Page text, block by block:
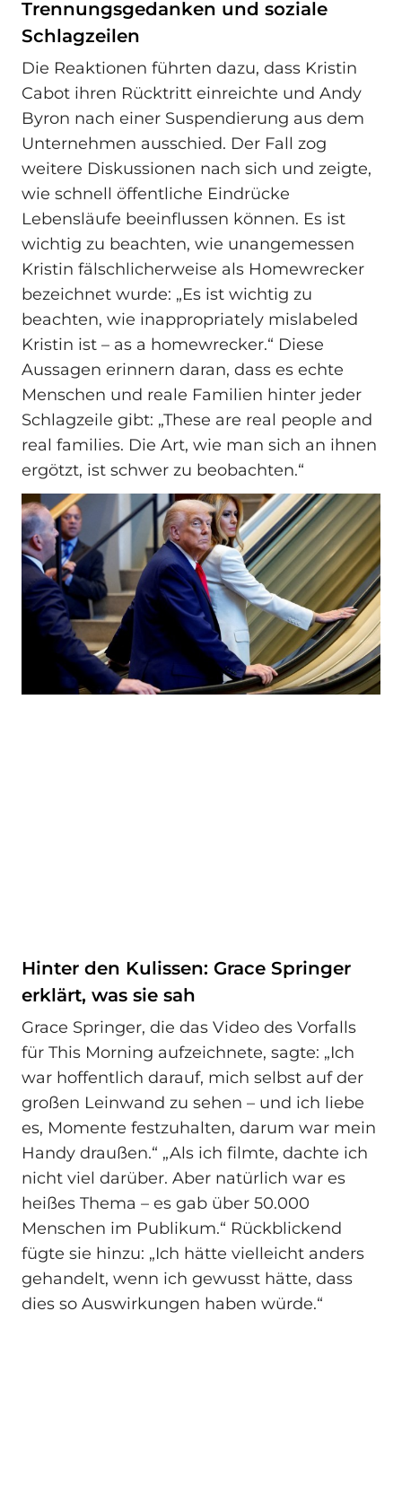
Trennungsgedanken und soziale
Schlagzeilen
Die Reaktionen führten dazu, dass Kristin
Cabot ihren Rücktritt einreichte und Andy
Byron nach einer Suspendierung aus dem
Unternehmen ausschied. Der Fall zog
weitere Diskussionen nach sich und zeigte,
wie schnell öffentliche Eindrücke
Lebensläufe beeinflussen können. Es ist
wichtig zu beachten, wie unangemessen
Kristin fälschlicherweise als Homewrecker
bezeichnet wurde: „Es ist wichtig zu
beachten, wie inappropriately mislabeled
Kristin ist – as a homewrecker.“ Diese
Aussagen erinnern daran, dass es echte
Menschen und reale Familien hinter jeder
Schlagzeile gibt: „These are real people and
real families. Die Art, wie man sich an ihnen
ergötzt, ist schwer zu beobachten.“
Hinter den Kulissen: Grace Springer
erklärt, was sie sah
Grace Springer, die das Video des Vorfalls
für This Morning aufzeichnete, sagte: „Ich
war hoffentlich darauf, mich selbst auf der
großen Leinwand zu sehen – und ich liebe
es, Momente festzuhalten, darum war mein
Handy draußen.“ „Als ich filmte, dachte ich
nicht viel darüber. Aber natürlich war es
heißes Thema – es gab über 50.000
Menschen im Publikum.“ Rückblickend
fügte sie hinzu: „Ich hätte vielleicht anders
gehandelt, wenn ich gewusst hätte, dass
dies so Auswirkungen haben würde.“